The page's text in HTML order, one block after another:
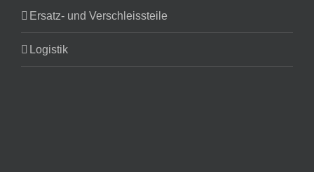
Ersatz- und Verschleissteile
Logistik